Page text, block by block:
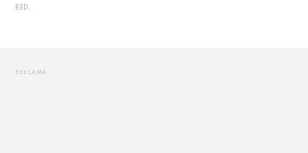
RED.
REKLAMA